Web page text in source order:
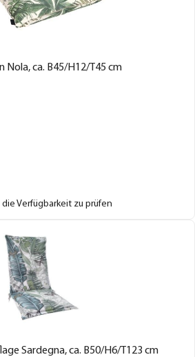
Nola, ca. B45/H12/T45 cm
die Verfügbarkeit zu prüfen
Sardegna, ca. B50/H6/T123 cm